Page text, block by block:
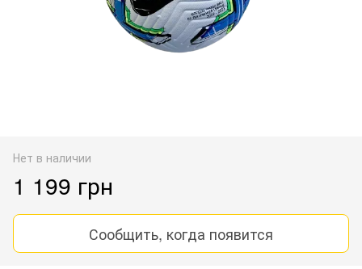
Нет в наличии
1 199 грн
Сообщить, когда появится